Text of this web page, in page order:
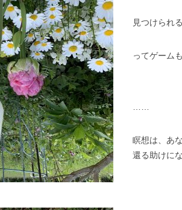
見つけられ
ってゲーム
瞑想は、あ
還る助けに